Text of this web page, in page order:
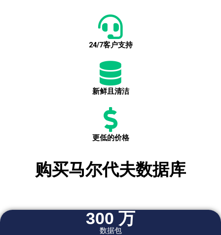
24/7客户支持
新鲜且清洁
更低的价格
购买马尔代夫数据库
300 万
数据包